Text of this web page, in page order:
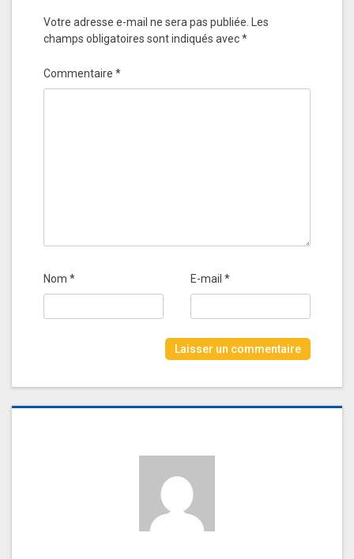
Votre adresse e-mail ne sera pas publiée. Les
champs obligatoires sont indiqués avec*
Commentaire *
Nom * E-mail *